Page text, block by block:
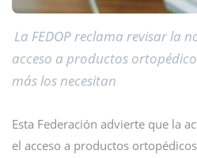
La FEDOP reclama revisar la
acceso a productos
más los necesitan
Esta Federación advierte que la
el acceso a productos